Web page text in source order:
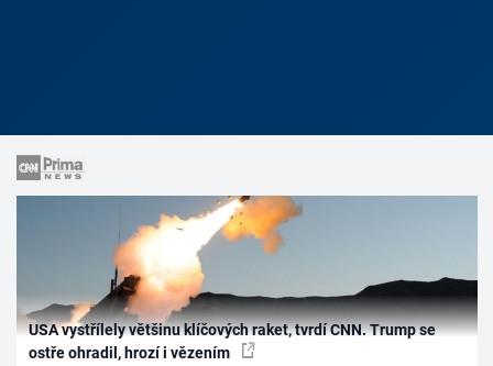
USA vystřílely většinu klíčových raket, tvrdí CNN. Trump se
ostře ohradil, hrozí i vězením